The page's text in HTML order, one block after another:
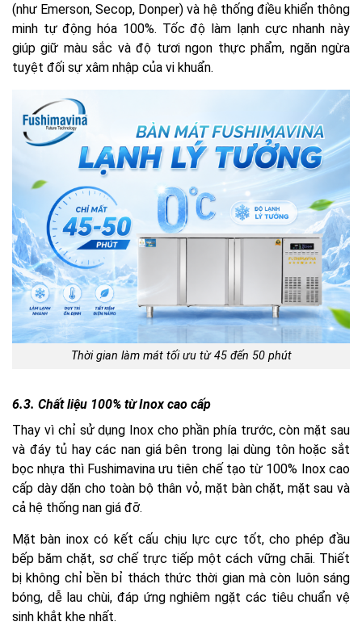
(như Emerson, Secop, Donper) và hệ thống điều khiển thông
minh tự động hóa 100%. Tốc độ làm lạnh cực nhanh này
giúp giữ màu sắc và độ tươi ngon thực phẩm, ngăn ngừa
tuyệt đối sự xâm nhập của vi khuẩn.
Thời gian làm mát tối ưu từ 45 đến 50 phút
6.3. Chất liệu 100% từ Inox cao cấp
Thay vì chỉ sử dụng Inox cho phần phía trước, còn mặt sau
và đáy tủ hay các nan giá bên trong lại dùng tôn hoặc sắt
bọc nhựa thì Fushimavina ưu tiên chế tạo từ 100% Inox cao
cấp dày dặn cho toàn bộ thân vỏ, mặt bàn chặt, mặt sau và
cả hệ thống nan giá đỡ.
Mặt bàn inox có kết cấu chịu lực cực tốt, cho phép đầu
bếp băm chặt, sơ chế trực tiếp một cách vững chãi. Thiết
bị không chỉ bền bỉ thách thức thời gian mà còn luôn sáng
bóng, dễ lau chùi, đáp ứng nghiêm ngặt các tiêu chuẩn vệ
sinh khắt khe nhất.